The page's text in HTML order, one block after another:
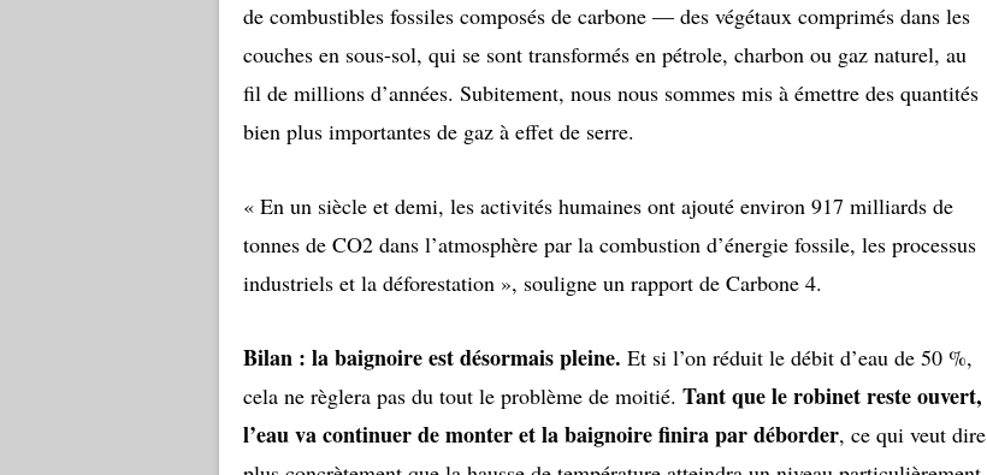
de combustibles fossiles composés de carbone — des végétaux comprimés dans les
couches en sous-sol, qui se sont transformés en pétrole, charbon ou gaz naturel, au
fil de millions d’années. Subitement, nous nous sommes mis à émettre des quantités
bien plus importantes de gaz à effet de serre.
« En un siècle et demi, les activités humaines ont ajouté environ 917 milliards de
tonnes de CO2 dans l’atmosphère par la combustion d’énergie fossile, les processus
industriels et la déforestation », souligne un rapport de Carbone 4.
Bilan : la baignoire est désormais pleine. Et si l’on réduit le débit d’eau de 50 %,
cela ne règlera pas du tout le problème de moitié. Tant que le robinet reste ouvert,
l’eau va continuer de monter et la baignoire finira par déborder, ce qui veut dire